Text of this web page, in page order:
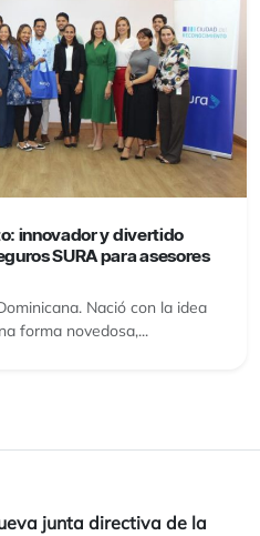
innovador y divertido
SURA para asesores
Nació con la idea
forma novedosa,...
junta directiva de la